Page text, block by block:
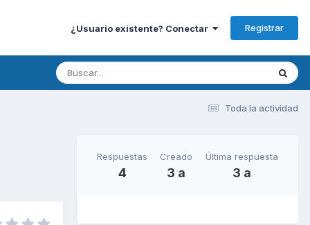
¿Usuario existente? Conectar Registrar
Toda la actividad
Respuestas
4
Creado
3 a
Última respuesta
3 a